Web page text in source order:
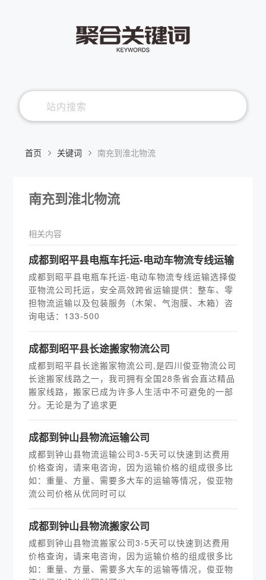
首页 关键词 南充到淮北物流
南充到淮北物流
相关内容
成都到昭平县电瓶车托运-电动车物流专线运输
成都到昭平县电瓶车托运-电动车物流专线运输选择俊
亚物流公司托运，安全高效跨省运输提供：整车、零
担物流运输以及包装服务（木架、气泡膜、木箱）咨
询电话：133-500
成都到昭平县长途搬家物流公司
成都到昭平县长途搬家物流公司,是四川俊亚物流公司
长途搬家线路之一，我司拥有全国28条省会直达精品
搬家线路，搬家已成为许多人生活中不可避免的一部
分。无论是为了追求更
成都到钟山县物流运输公司
成都到钟山县物流运输公司3-5天可以快速到达费用
价格查询，请来电咨询，因为运输价格的组成很多比
如：重量、方量、需要多大车的运输等情况，俊亚物
流公司价格从优同时可以
成都到钟山县物流搬家公司
成都到钟山县物流搬家公司3-5天可以快速到达费用
价格查询，请来电咨询，因为运输价格的组成很多比
如：重量、方量、需要多大车的运输等情况，俊亚物